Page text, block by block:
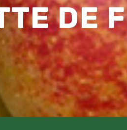
DE